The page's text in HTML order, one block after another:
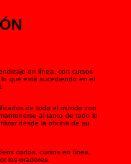
en línea, con cursos
que está sucediendo en el
de todo el mundo con
al tanto de todo lo
desde la oficina de su
cortos, cursos en línea,
los oradores.